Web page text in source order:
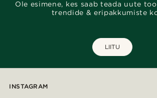
Ole esimene, kes saab teada uute
trendide & eripakkumiste
LIITU
INSTAGRAM